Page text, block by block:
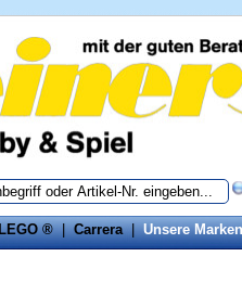
®|Carrera|Unsere Marken